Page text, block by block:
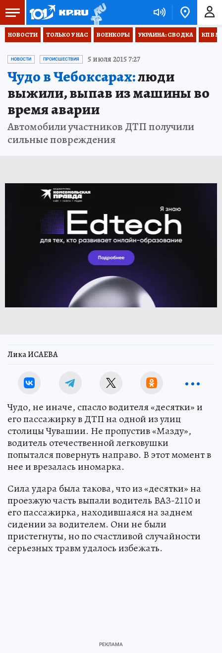
НОВОСТИ ТОЛЬКО У НАС ВОЕНКОРЫ УКРАИНА: СВОДКА КП В
НОВОСТИ ПРОИСШЕСТВИЯ 5 июля 2015 7:27
Чудо в Чебоксарах:люди
выжили, выпав из машины во
время аварии
Автомобили участников ДТП получили
сильные повреждения
Лика ИСАЕВА
Чудо, не иначе, спасло водителя «десятки» и
его пассажирку в ДТП на одной из улиц
столицы Чувашии. Не пропустив «Мазду»,
водитель отечественной легковушки
попытался повернуть направо. В этот момент в
нее и врезалась иномарка.
Сила удара была такова, что из «десятки» на
проезжую часть выпали водитель ВАЗ-2110 и
его пассажирка, находившаяся на заднем
сидении за водителем. Они не были
пристегнуты, но по счастливой случайности
серьезных травм удалось избежать.